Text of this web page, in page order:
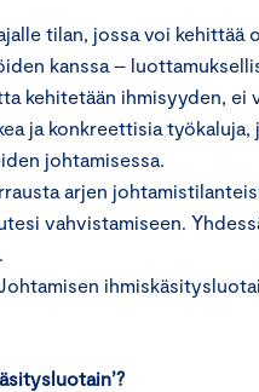
tilan, jossa voi kehittää
kanssa –
kehitetään ihmisyyden, ei
ja konkreettisia
johtamisessa.
arjen
vahvistamiseen.